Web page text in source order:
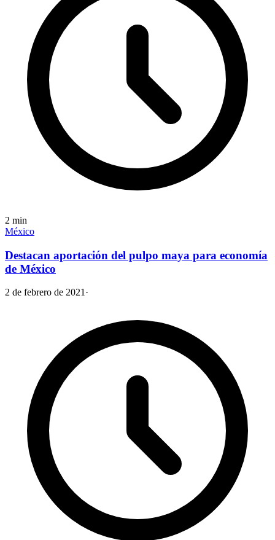
2 min
México
Destacan aportación del pulpo maya para economía
de México
2 de febrero de 2021·